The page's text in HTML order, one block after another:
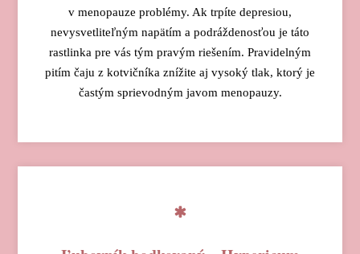
v menopauze problémy. Ak trpíte depresiou,
nevysvetliteľným napätím a podráždenosťou je táto
rastlinka pre vás tým pravým riešením. Pravidelným
pitím čaju z kotvičníka znížite aj vysoký tlak, ktorý je
častým sprievodným javom menopauzy.